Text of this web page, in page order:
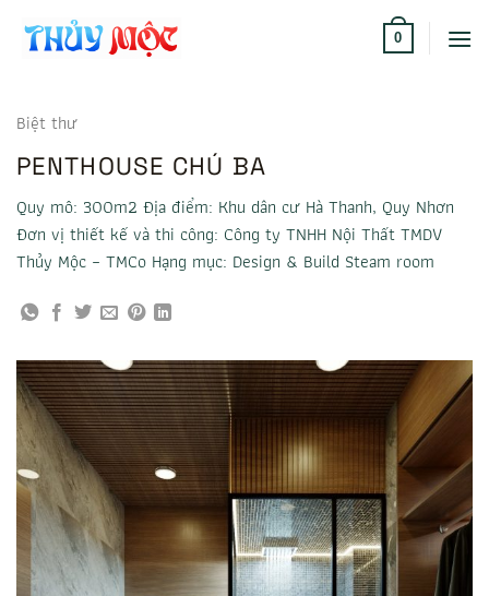
0
Biệt thư
PENTHOUSE CHÚ BA
Quy mô: 300m2 Địa điểm: Khu dân cư Hà Thanh, Quy Nhơn
Đơn vị thiết kế và thi công: Công ty TNHH Nội Thất TMDV
Thủy Mộc – TMCo Hạng mục: Design & Build Steam room